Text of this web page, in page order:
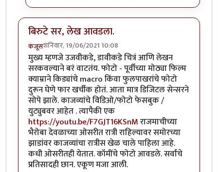
बिरुटे सर, लेख आवडला.
कंजूसशनिवार, 19/06/2021 10:08
मुख्य म्हणजे उजवीकडे, डावीकडे चित्रं आणि लेखन
सरकवल्याने बरं वाटतंय. फोटो - पूर्वीच्या मोठ्या फिल्म
क्याम्राने किड्यांचे macro किंवा फुलपाखरांचे फोटो
दुरून घेणे फार खर्चीक होतं. आता मात्र डिजिटल सेन्सरने
सोपे झाले. काजव्यांचे विडिओ/फोटो फेसबुक /
युट्युबवर आहेत . त्यापैकी एक
https://youtu.be/F7GJT16KSnMराजमाचीच्या
भैरोबा देवळाच्या ओसरीत रात्री राहिल्यावर समोरच्या
झाडांवर काजव्यांचा रात्रीस खेळ चाले पाहिला आहे.
कधी ओसरीतही येतात. कॉमींचे फोटो आवडले. सर्वांचे
प्रतिसादही छान. एकूण मजा आली.